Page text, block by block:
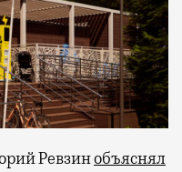
Ревзинобъяснял